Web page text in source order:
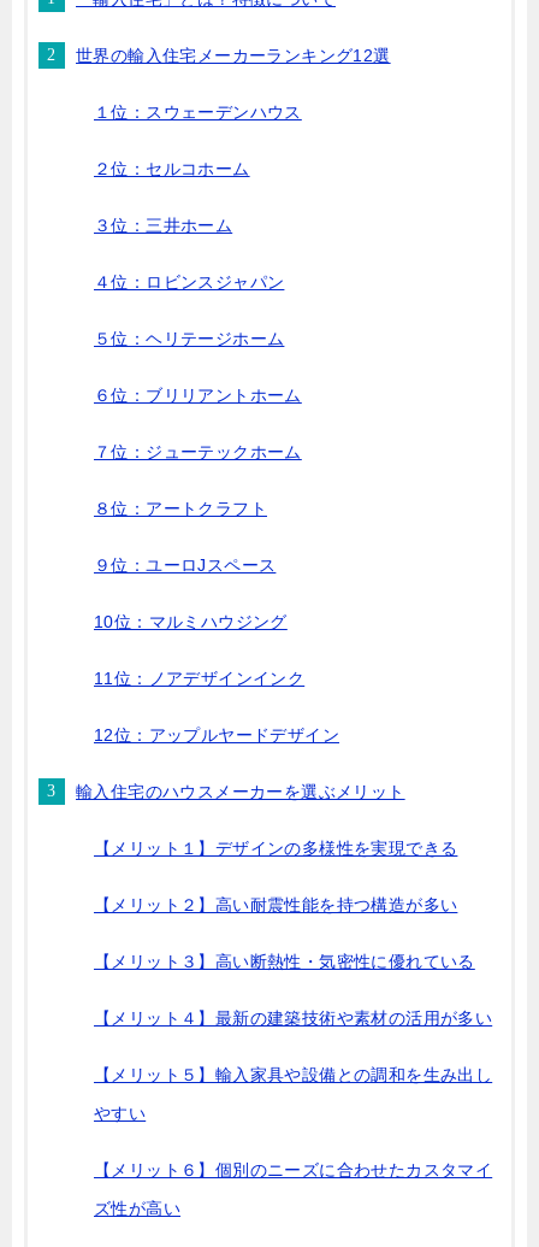
世界の輸入住宅メーカーランキング12選
１位：スウェーデンハウス
２位：セルコホーム
３位：三井ホーム
４位：ロビンスジャパン
５位：ヘリテージホーム
６位：ブリリアントホーム
７位：ジューテックホーム
８位：アートクラフト
９位：ユーロJスペース
10位：マルミハウジング
11位：ノアデザインインク
12位：アップルヤードデザイン
輸入住宅のハウスメーカーを選ぶメリット
【メリット１】デザインの多様性を実現できる
【メリット２】高い耐震性能を持つ構造が多い
【メリット３】高い断熱性・気密性に優れている
【メリット４】最新の建築技術や素材の活用が多い
【メリット５】輸入家具や設備との調和を生み出し
やすい
【メリット６】個別のニーズに合わせたカスタマイ
ズ性が高い